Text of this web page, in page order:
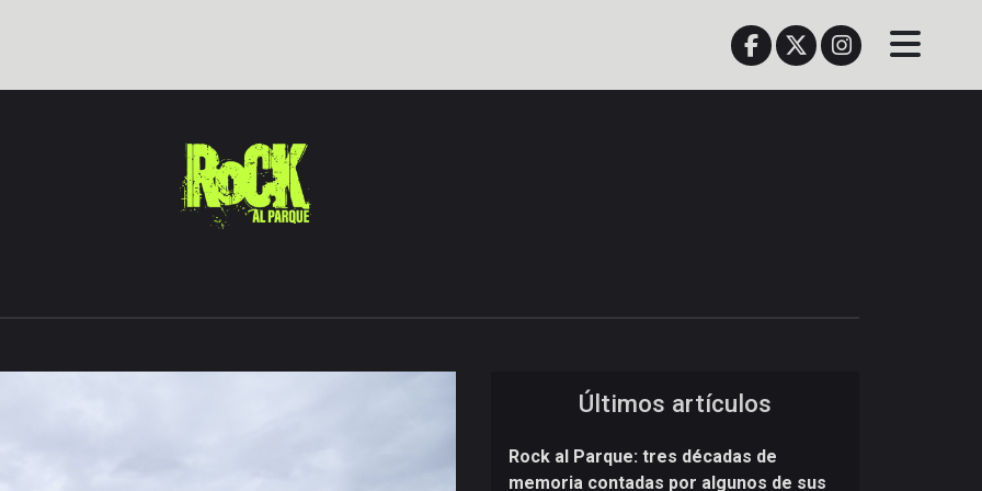
Últimos artículos
Rock al Parque: tres décadas de
memoria contadas por algunos de sus